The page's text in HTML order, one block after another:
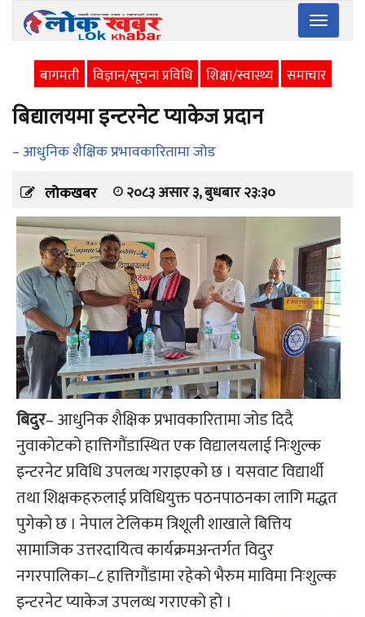
Toggle
बागमती विज्ञान/सूचना प्रविधि शिक्षा/स्वास्थ्य समाचार
बिद्यालयमा इन्टरनेट प्याकेज प्रदान
– आधुनिक शैक्षिक प्रभावकारितामा जोड
लोकखबर
२०८३ असार ३, बुधबार २३:३०
बिदुर– आधुनिक शैक्षिक प्रभावकारितामा जोड दिदै
नुवाकोटको हात्तिगौंडास्थित एक विद्यालयलाई निःशुल्क
इन्टरनेट प्रविधि उपलव्ध गराइएको छ । यसवाट विद्यार्थी
तथा शिक्षकहरुलाई प्रविधियुक्त पठनपाठनका लागि मद्धत
पुगेको छ । नेपाल टेलिकम त्रिशूली शाखाले बित्तिय
सामाजिक उत्तरदायित्व कार्यक्रमअन्तर्गत विदुर
नगरपालिका–८ हात्तिगौंडामा रहेको भैरुम माविमा निःशुल्क
इन्टरनेट प्याकेज उपलव्ध गराएको हो ।